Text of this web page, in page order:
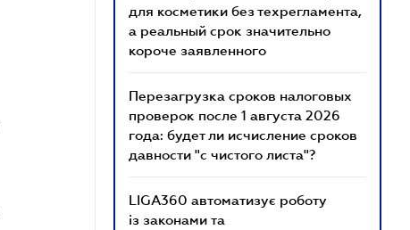
для косметики без техрегламента,
а реальный срок значительно
короче заявленного
Перезагрузка сроков налоговых
проверок после 1 августа 2026
года: будет ли исчисление сроков
давности "с чистого листа"?
LIGA360 автоматизує роботу
із законами та